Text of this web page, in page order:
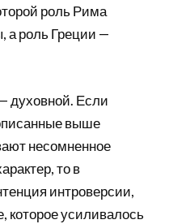
роль Рима
а роль Греции —
духовной. Если
выше
несомненное
то в
интроверсии,
которое усиливалось